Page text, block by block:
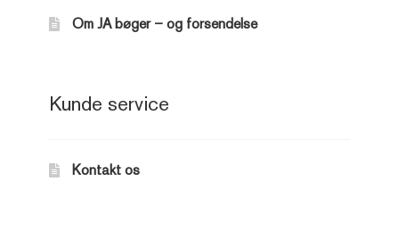
Om JA bøger – og forsendelse
Kunde service
Kontakt os